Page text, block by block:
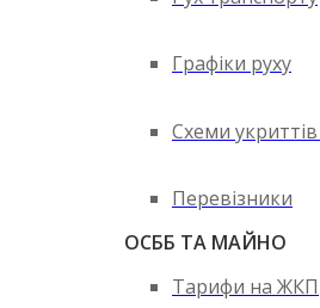
Графіки руху
Схеми
Перевізники
ОСББ ТА МАЙНО
Тарифи на ЖКП